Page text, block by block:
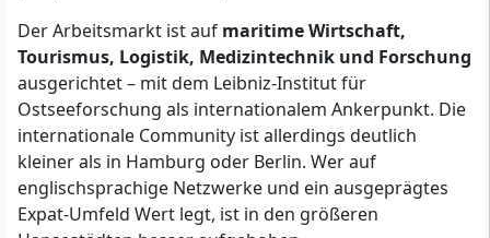
Der Arbeitsmarkt ist auf maritime Wirtschaft,
Tourismus, Logistik, Medizintechnik und Forschung
ausgerichtet – mit dem Leibniz-Institut für
Ostseeforschung als internationalem Ankerpunkt. Die
internationale Community ist allerdings deutlich
kleiner als in Hamburg oder Berlin. Wer auf
englischsprachige Netzwerke und ein ausgeprägtes
Expat-Umfeld Wert legt, ist in den größeren